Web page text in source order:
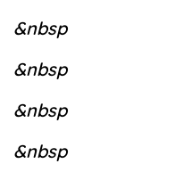
&nbsp
&nbsp
&nbsp
&nbsp